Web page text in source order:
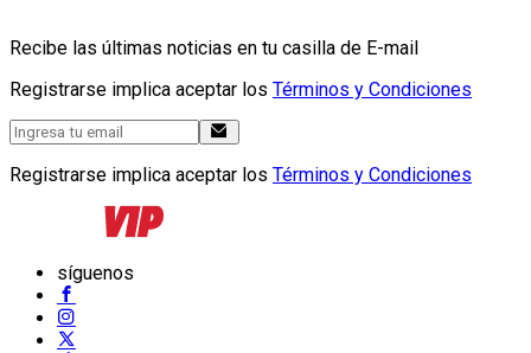
Recibe las últimas noticias en tu casilla de E-mail
Registrarse implica aceptar los Términos y Condiciones
Registrarse implica aceptar los Términos y Condiciones
síguenos